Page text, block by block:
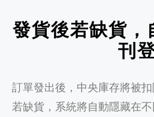
發貨後若缺貨，
刊
訂單發出後，中央庫存將被扣
若缺貨，系統將自動隱藏在